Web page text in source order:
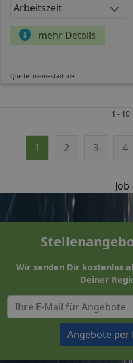
Arbeitszeit
mehr Details
Quelle: meinestadt.de
1 - 10
1 2 3 4
Wir senden Dir kostenlos
Deiner
Angebote per